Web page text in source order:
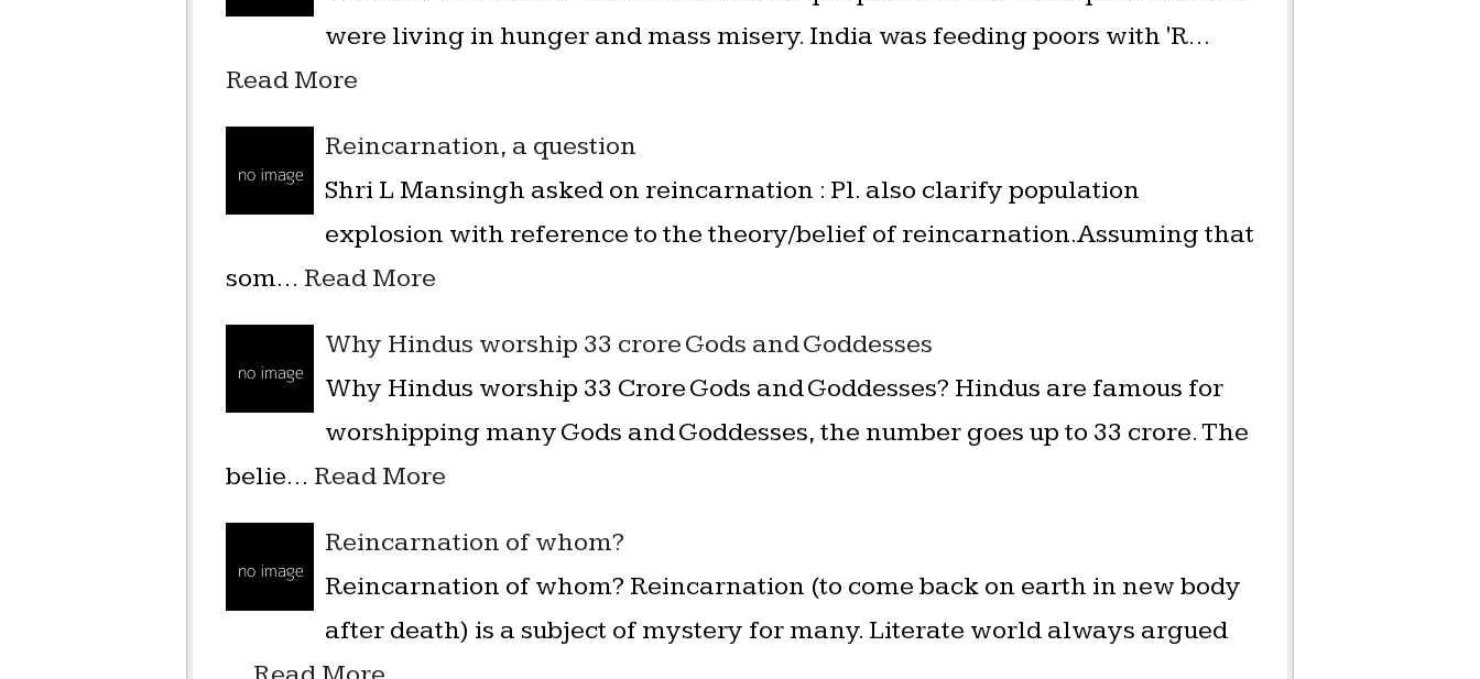
were living in hunger and mass misery. India was feeding poors with 'R…
Read More
Reincarnation, a question
Shri L Mansingh asked on reincarnation : Pl. also clarify population
explosion with reference to the theory/belief of reincarnation.Assuming that
som… Read More
Why Hindus worship 33 crore Gods and Goddesses
Why Hindus worship 33 Crore Gods and Goddesses? Hindus are famous for
worshipping many Gods and Goddesses, the number goes up to 33 crore. The
belie… Read More
Reincarnation of whom?
Reincarnation of whom? Reincarnation (to come back on earth in new body
after death) is a subject of mystery for many. Literate world always argued